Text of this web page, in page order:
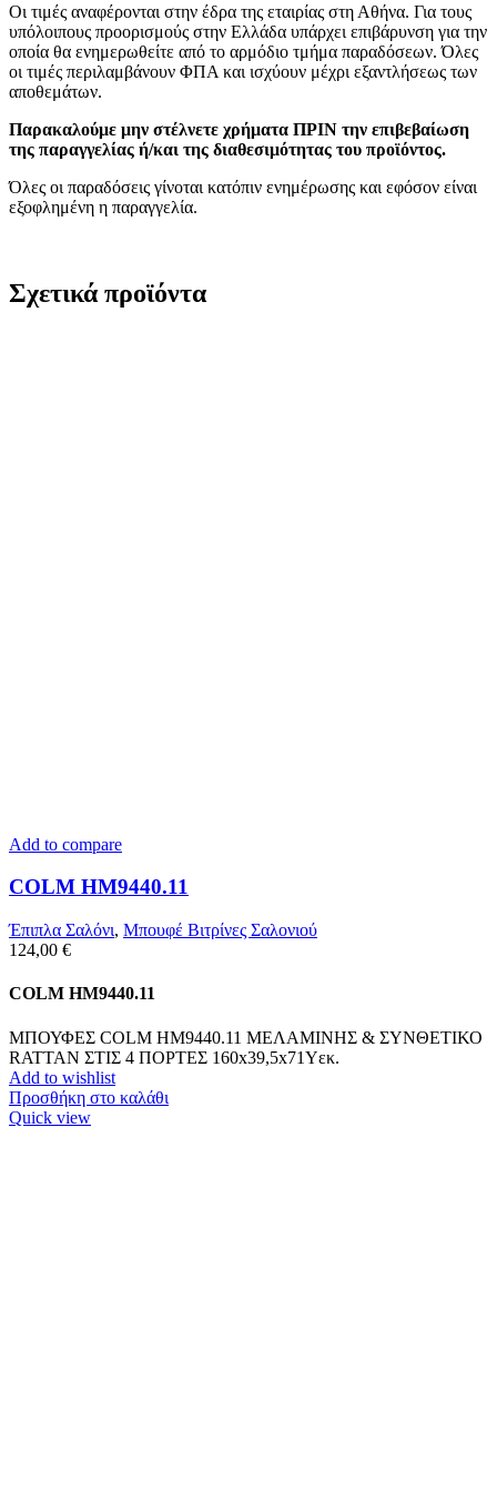
Οι τιμές αναφέρονται στην έδρα της εταιρίας στη Αθήνα. Για τους
υπόλοιπους προορισμούς στην Ελλάδα υπάρχει επιβάρυνση για την
οποία θα ενημερωθείτε από το αρμόδιο τμήμα παραδόσεων. Όλες
οι τιμές περιλαμβάνουν ΦΠΑ και ισχύουν μέχρι εξαντλήσεως των
αποθεμάτων.
Παρακαλούμε μην στέλνετε χρήματα ΠΡΙΝ την επιβεβαίωση
της παραγγελίας ή/και της διαθεσιμότητας του προϊόντος.
Όλες οι παραδόσεις γίνοται κατόπιν ενημέρωσης και εφόσον είναι
εξοφλημένη η παραγγελία.
Σχετικά προϊόντα
Add to compare
COLM HM9440.11
Έπιπλα Σαλόνι, Μπουφέ Βιτρίνες Σαλονιού
124,00 €
COLM HM9440.11
ΜΠΟΥΦΕΣ COLM HM9440.11 ΜΕΛΑΜΙΝΗΣ & ΣΥΝΘΕΤΙΚΟ
RATTAN ΣΤΙΣ 4 ΠΟΡΤΕΣ 160x39,5x71Yεκ.
Add to wishlist
Προσθήκη στο καλάθι
Quick view